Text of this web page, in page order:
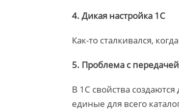
4. Дикая настройка 1С
Как-то сталкивался,
5. Проблема с
В 1С свойства
единые для всего